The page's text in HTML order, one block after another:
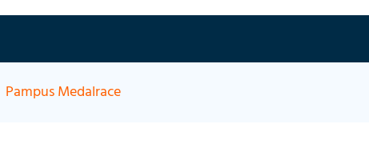
Pampus Medalrace